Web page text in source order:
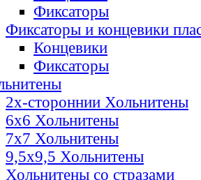
Фиксаторы
Фиксаторы и концевики
Концевики
Фиксаторы
2х-стороннии Хольнитены
6х6 Хольнитены
7х7 Хольнитены
9,5х9,5 Хольнитены
Хольнитены со стразами